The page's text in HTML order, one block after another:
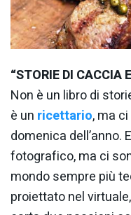
“STORIE DI CACCIA
Non è un libro di
è un ricettario, ma
domenica dell’anno.
fotografico, ma ci
mondo sempre più
proiettato nel